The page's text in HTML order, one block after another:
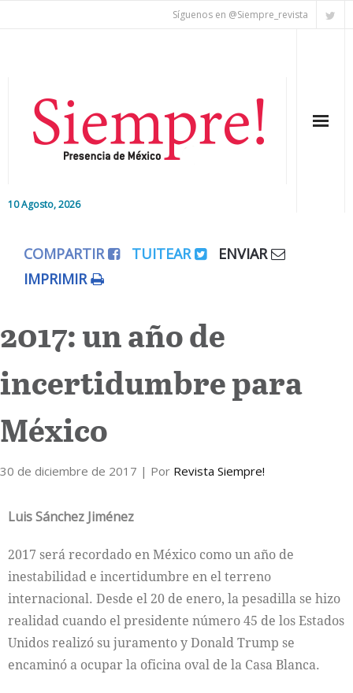
Síguenos en @Siempre_revista
10 Agosto, 2026
Editorial
Colaboradores
Internacional
Cultura
COMPARTIR TUITEAR
ENVIAR
IMPRIMIR
2017: un año de
incertidumbre para
México
30 de diciembre de 2017 | Por Revista Siempre!
Luis Sánchez Jiménez
2017 será recordado en México como un año de
inestabilidad e incertidumbre en el terreno
internacional. Desde el 20 de enero, la pesadilla se hizo
realidad cuando el presidente número 45 de los Estados
Unidos realizó su juramento y Donald Trump se
encaminó a ocupar la oficina oval de la Casa Blanca.